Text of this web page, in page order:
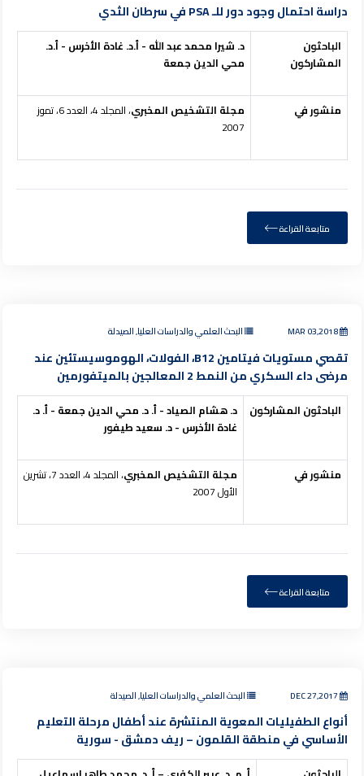
دراسة احتمال وجود دور للـ PSA في سرطان الثدي
الباحثون
المشاركون
د. شيرا محمد عبد الله - أ.د. غادة الأخرس - أ.د.
محي الدين جمعة
منشور في مجلة التشخيص المخبري
، المجلد 4، العدد 6، تموز
2007
متابعة القراءة
MAR 03,2018 البحث العلمي والدراسات العليا, الصيدلة
تقصي مستويات فيتامين B12، الفولات، الهوموسيستئين عند
مرضى داء السكري من النمط 2 المعالجين بالميتفورمين
الباحثون المشاركون
د. هشام الصياد - أ. د. محي الدين جمعة - أ. د.
غادة الأخرس - د. سعيد طيفور
منشور في مجلة التشخيص المخبري
، المجلد 4، العدد 7، تشرين
الأول 2007
متابعة القراءة
البحث العلمي والدراسات العليا, الصيدلة
أنواع الطفيليات المعوية المنتشرة عند أطفال مرحلة التعليم
الأساسي في منطقة القلمون – ريف دمشق - سورية